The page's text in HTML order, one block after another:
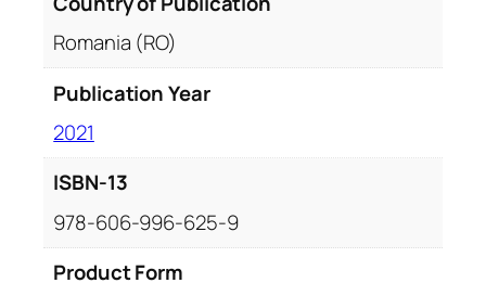
Romania (RO)
Publication Year
2021
ISBN-13
978-606-996-625-9
Product Form